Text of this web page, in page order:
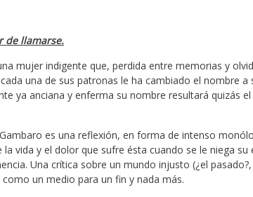
de llamarse.
mujer indigente que, perdida entre memorias y
una de sus patronas le ha cambiado el nombre
ya anciana y enferma su nombre resultará quizás
es una reflexión, en forma de intenso
vida y el dolor que sufre ésta cuando se le niega
Una crítica sobre un mundo injusto (¿el
un medio para un fin y nada más.